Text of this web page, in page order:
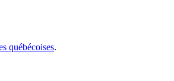
québécoises.